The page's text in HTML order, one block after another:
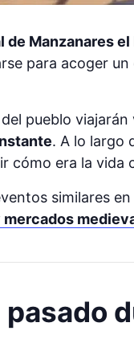
de Manzanares el
para acoger
pueblo
. A lo largo
cómo era la vida
similares
pasado